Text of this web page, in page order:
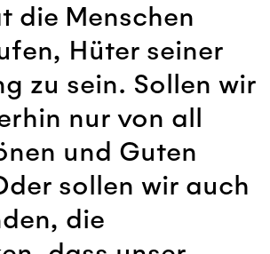
die Menschen
Hüter seiner
zu sein. Sollen wir
nur von all
und Guten
sollen wir auch
die